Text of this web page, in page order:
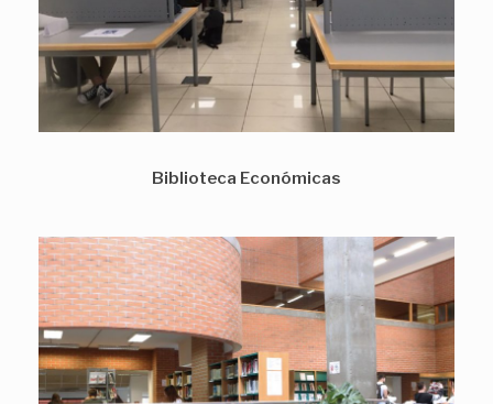
Biblioteca Económicas